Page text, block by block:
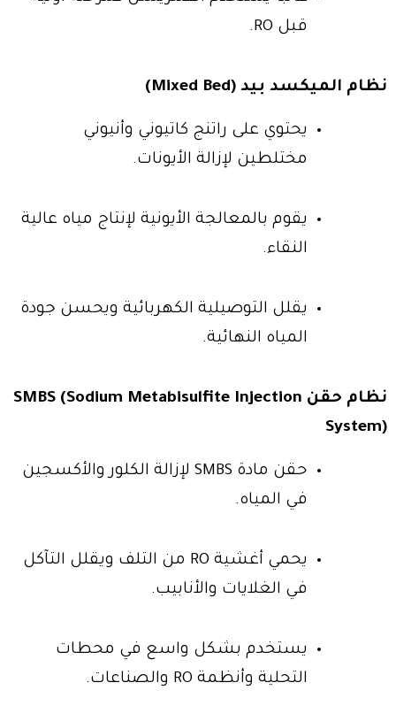
قبل RO.
نظام الميكسد بيد (Mixed Bed)
يحتوي على راتنج كاتيوني وأنيوني
مختلطين لإزالة الأيونات.
يقوم بالمعالجة الأيونية لإنتاج مياه عالية
النقاء.
يقلل التوصيلية الكهربائية ويحسن جودة
المياه النهائية.
نظام حقن SMBS (Sodium Metabisulfite Injection
System)
حقن مادة SMBS لإزالة الكلور والأكسجين
في المياه.
يحمي أغشية RO من التلف ويقلل التآكل
في الغلايات والأنابيب.
يستخدم بشكل واسع في محطات
التحلية وأنظمة RO والصناعات.